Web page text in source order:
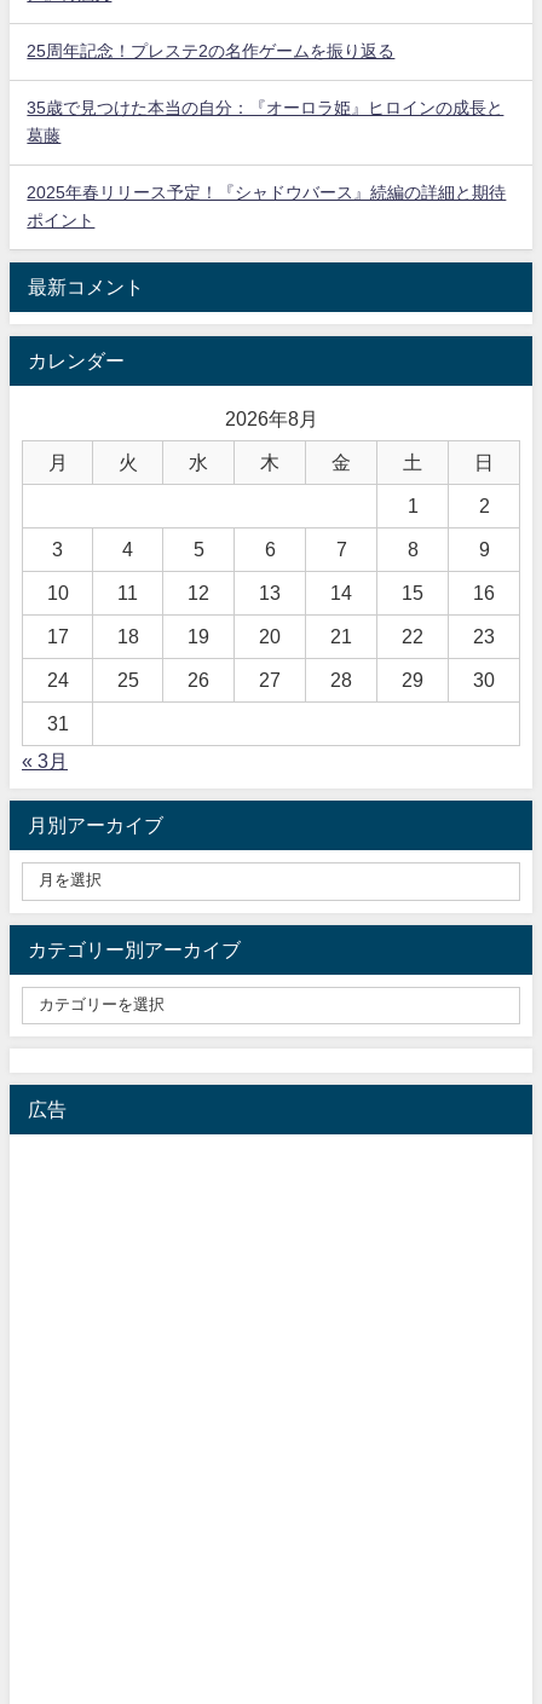
25周年記念！プレステ2の名作ゲームを振り返る
35歳で見つけた本当の自分：『オーロラ姫』ヒロインの成長と
葛藤
2025年春リリース予定！『シャドウバース』続編の詳細と期待
ポイント
最新コメント
カレンダー
2026年8月
月 火 水 木 金 土 日
1 2
3 4 5 6 7 8 9
10 11 12 13 14 15 16
17 18 19 20 21 22 23
24 25 26 27 28 29 30
31
« 3月
月別アーカイブ
カテゴリー別アーカイブ
広告